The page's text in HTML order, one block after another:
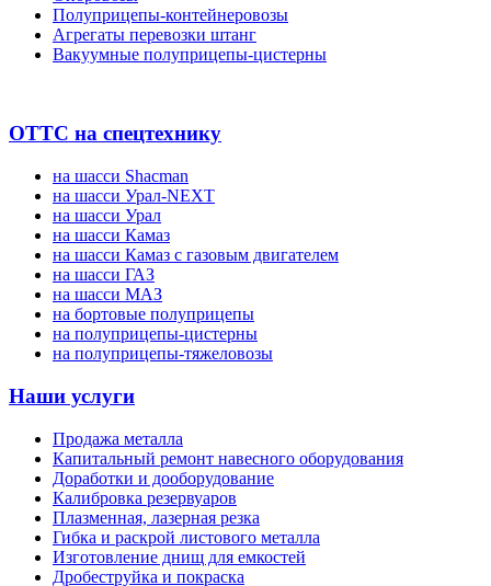
Полуприцепы-контейнеровозы
Агрегаты перевозки штанг
Вакуумные полуприцепы-цистерны
ОТТС на спецтехнику
на шасси Shacman
на шасси Урал-NEXT
на шасси Урал
на шасси Камаз
на шасси Камаз с газовым двигателем
на шасси ГАЗ
на шасси МАЗ
на бортовые полуприцепы
на полуприцепы-цистерны
на полуприцепы-тяжеловозы
Наши услуги
Продажа металла
Капитальный ремонт навесного оборудования
Доработки и дооборудование
Калибровка резервуаров
Плазменная, лазерная резка
Гибка и раскрой листового металла
Изготовление днищ для емкостей
Дробеструйка и покраска